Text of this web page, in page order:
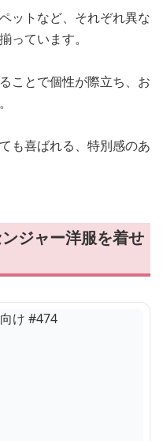
ットなど、それぞれ異な
っています。
ことで個性が際立ち、お
も喜ばれる、特別感のあ
ジャー洋服を着せ